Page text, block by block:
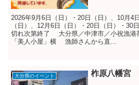
2026年9月6日（日）・20日（日）、10月4
（日）、12月6日（日）・20日（日）・
切れ次第終了 大分県／中津市／小祝漁
「美人小屋」横 漁師さんから直...
大分県のイベント 柞原八幡宮